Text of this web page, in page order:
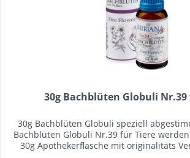
30g Bachblüten Globuli Nr.39
30g Bachblüten Globuli speziell
Bachblüten Globuli Nr.39 für Tiere
30g Apothekerflasche mit originalitäts